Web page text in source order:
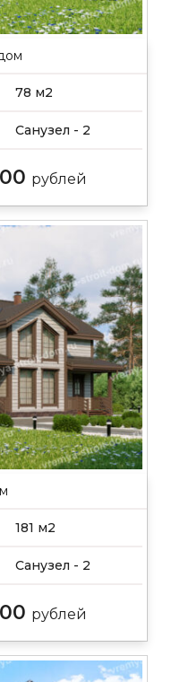
78 м2
Санузел - 2
рублей
181 м2
Санузел - 2
рублей